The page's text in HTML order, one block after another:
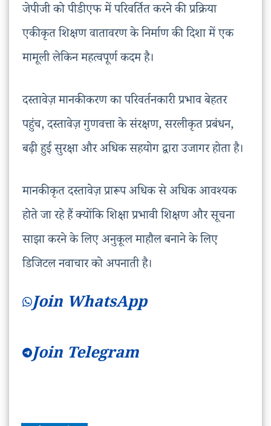
जेपीजी को पीडीएफ में परिवर्तित करने की प्रक्रिया
एकीकृत शिक्षण वातावरण के निर्माण की दिशा में एक
मामूली लेकिन महत्वपूर्ण कदम है।
दस्तावेज़ मानकीकरण का परिवर्तनकारी प्रभाव बेहतर
पहुंच, दस्तावेज़ गुणवत्ता के संरक्षण, सरलीकृत प्रबंधन,
बढ़ी हुई सुरक्षा और अधिक सहयोग द्वारा उजागर होता है।
मानकीकृत दस्तावेज़ प्रारूप अधिक से अधिक आवश्यक
होते जा रहे हैं क्योंकि शिक्षा प्रभावी शिक्षण और सूचना
साझा करने के लिए अनुकूल माहौल बनाने के लिए
डिजिटल नवाचार को अपनाती है।
Join WhatsApp